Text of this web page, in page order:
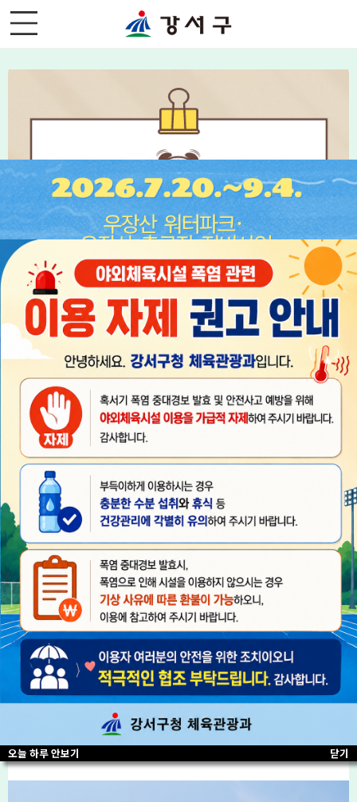
오늘 하루 안보기
오늘 하루 안보기 닫기
2/2 ■
강서개화축구장 강서개화풋살장
팝업존 2/3 ■